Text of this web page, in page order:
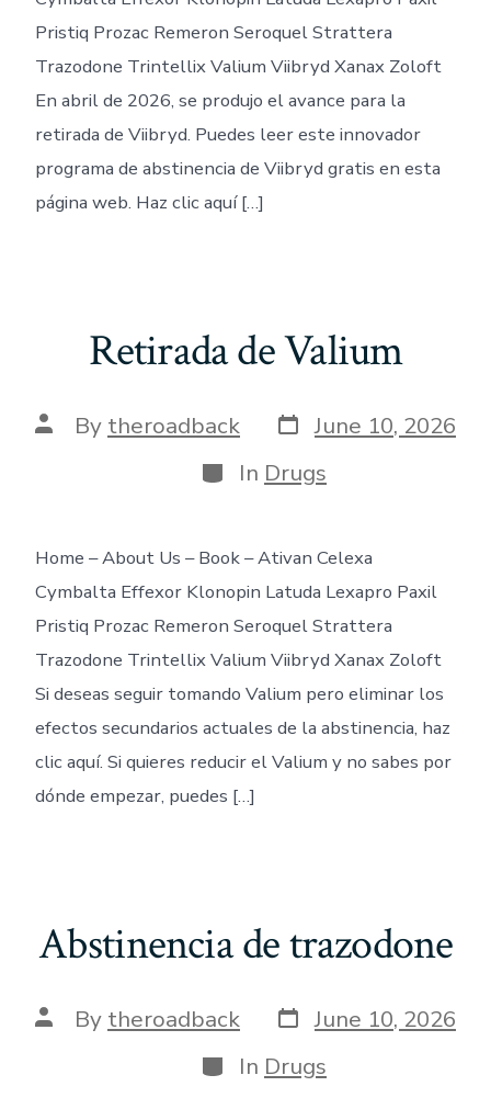
Pristiq Prozac Remeron Seroquel Strattera
Trazodone Trintellix Valium Viibryd Xanax Zoloft
En abril de 2026, se produjo el avance para la
retirada de Viibryd. Puedes leer este innovador
programa de abstinencia de Viibryd gratis en esta
página web. Haz clic aquí […]
Retirada de Valium
Post
author
By theroadback Post
date
June 10, 2026
Categories
In Drugs
Home – About Us – Book – Ativan Celexa
Cymbalta Effexor Klonopin Latuda Lexapro Paxil
Pristiq Prozac Remeron Seroquel Strattera
Trazodone Trintellix Valium Viibryd Xanax Zoloft
Si deseas seguir tomando Valium pero eliminar los
efectos secundarios actuales de la abstinencia, haz
clic aquí. Si quieres reducir el Valium y no sabes por
dónde empezar, puedes […]
Abstinencia de trazodone
Post
author
By theroadback Post
date
June 10, 2026
Categories
In Drugs